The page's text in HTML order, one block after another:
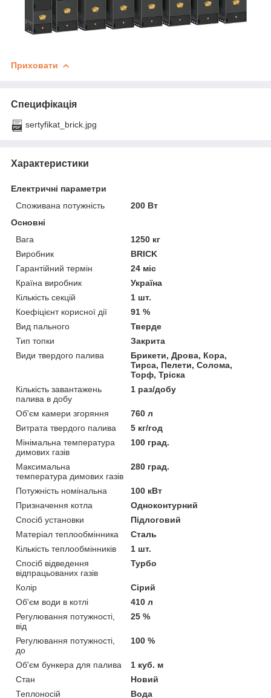
Приховати
Специфікація
sertyfikat_brick.jpg
Характеристики
Електричні параметри
Споживана потужність
200 Вт
Основні
Вага
1250 кг
Виробник
BRICK
Гарантійний термін
24 міс
Країна виробник
Україна
Кількість секцій
1 шт.
Коефіцієнт корисної дії
91 %
Вид пального
Тверде
Тип топки
Закрита
Види твердого палива
Брикети, Дрова, Кора,
Тирса, Пелети, Солома,
Торф, Тріска
Кількість завантажень
палива в добу
1 раз/добу
Об'єм камери згоряння
760 л
Витрата твердого палива
5 кг/год
Мінімальна температура
димових газів
100 град.
Максимальна
температура димових газів
280 град.
Потужність номінальна
100 кВт
Призначення котла
Одноконтурний
Спосіб установки
Підлоговий
Матеріал теплообмінника
Сталь
Кількість теплообмінників
1 шт.
Спосіб відведення
відпрацьованих газів
Турбо
Колір
Сірий
Об'єм води в котлі
410 л
Регулювання потужності,
від
25 %
Регулювання потужності,
до
100 %
Об'єм бункера для палива
1 куб. м
Стан
Новий
Теплоносій
Вода